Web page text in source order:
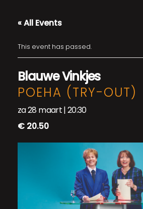
« All Events
This event has passed.
Blauwe Vinkjes
POEHA (TRY-OUT)
za 28 maart | 20:30
€ 20.50